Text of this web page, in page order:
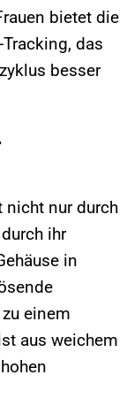
bietet die
das
besser
nicht nur durch
ihr
in
einem
aus weichem